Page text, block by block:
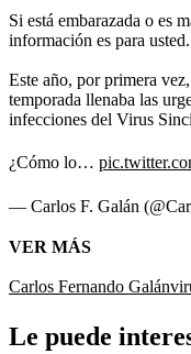
Si está embarazada o es
información es para usted.
Este año, por primera
temporada llenaba las
infecciones del Virus
¿Cómo lo…
— Carlos F. Galán
VER MÁS
Carlos Fernando Galán
Le puede